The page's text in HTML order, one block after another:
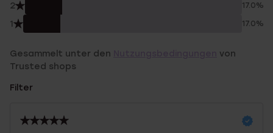
2 17.0%
1 17.0%
Gesammelt unter den
von
Trusted shops
Filter